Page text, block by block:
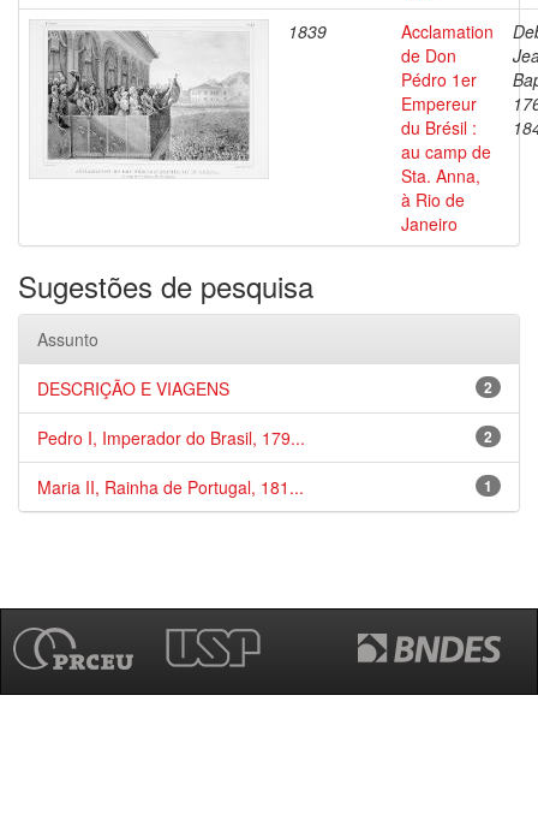
1839
Acclamation
de Don
Pédro 1er
Empereur
du Brésil :
au camp de
Sta. Anna,
à Rio de
Janeiro
Sugestões de pesquisa
Assunto
2
DESCRIÇÃO E VIAGENS
2
Pedro I, Imperador do Brasil, 179...
1
Maria II, Rainha de Portugal, 181...